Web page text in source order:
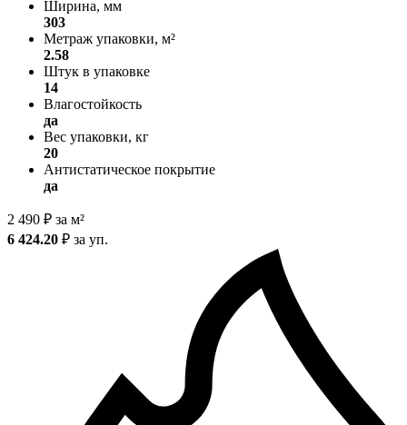
Ширина, мм
303
Метраж упаковки, м²
2.58
Штук в упаковке
14
Влагостойкость
да
Вес упаковки, кг
20
Антистатическое покрытие
да
2 490 ₽ за м²
6 424.20 ₽ за уп.